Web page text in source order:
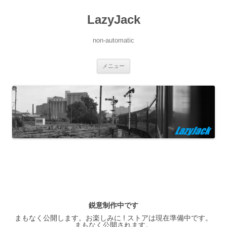
LazyJack
non-automatic
メニュー
ツ
へ
ス
キ
ッ
プ
鋭意制作中です
まもなく公開します。お楽しみに ! ストアは現在準備中です。
まもなく公開されます。